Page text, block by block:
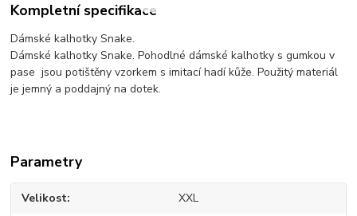
Kompletní specifikace
Dámské kalhotky Snake.
Dámské kalhotky Snake. Pohodlné dámské kalhotky s gumkou v
pase jsou potištěny vzorkem s imitací hadí kůže. Použitý materiál
je jemný a poddajný na dotek.
Parametry
Velikost XXL